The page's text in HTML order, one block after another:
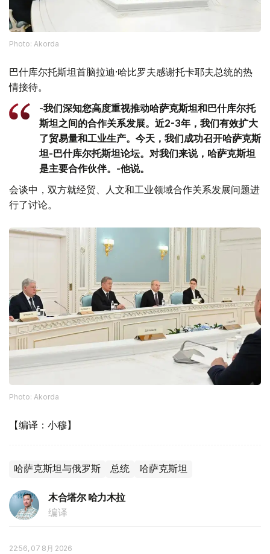
Photo: Akorda
巴什库尔托斯坦首脑拉迪·哈比罗夫感谢托卡耶夫总统的热
情接待。
-我们深知您高度重视推动哈萨克斯坦和巴什库尔托
斯坦之间的合作关系发展。近2-3年，我们有效扩大
了贸易量和工业生产。今天，我们成功召开哈萨克斯
坦-巴什库尔托斯坦论坛。对我们来说，哈萨克斯坦
是主要合作伙伴。-他说。
会谈中，双方就经贸、人文和工业领域合作关系发展问题进
行了讨论。
Photo: Akorda
【编译：小穆】
哈萨克斯坦与俄罗斯 总统 哈萨克斯坦
木合塔尔 哈力木拉
编译
22:56, 07 8月 2026